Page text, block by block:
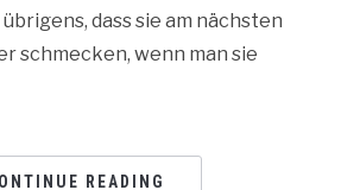
dass sie am nächsten
schmecken, wenn man sie
READING